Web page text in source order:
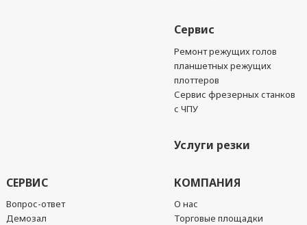
Сервис
Ремонт режущих голов
планшетных режущих
плоттеров
Сервис фрезерных станков
с ЧПУ
Услуги резки
СЕРВИС
Вопрос-ответ
Демозал
КОМПАНИЯ
О нас
Торговые площадки